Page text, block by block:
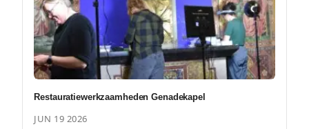
Restauratiewerkzaamheden Genadekapel
JUN 19 2026